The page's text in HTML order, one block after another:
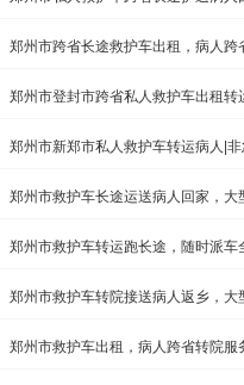
郑州市跨省长途救护车出租，病人跨
郑州市登封市跨省私人救护车出租转
郑州市新郑市私人救护车转运病人|
郑州市救护车长途运送病人回家，大
郑州市救护车转运跑长途，随时派车
郑州市救护车转院接送病人返乡，大
郑州市救护车出租，病人跨省转院服